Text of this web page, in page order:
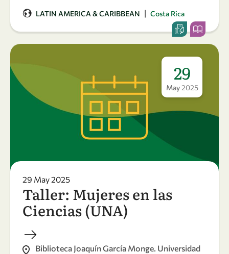
LATIN AMERICA & CARIBBEAN | Costa Rica
29
May 2025
29 May 2025
Taller: Mujeres en las
Ciencias (UNA)
Biblioteca Joaquín García Monge. Universidad